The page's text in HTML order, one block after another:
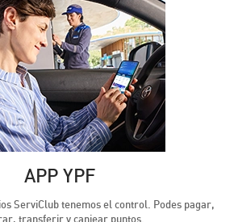
APP YPF
ServiClub tenemos el control. Podes pagar,
transferir y canjear puntos.